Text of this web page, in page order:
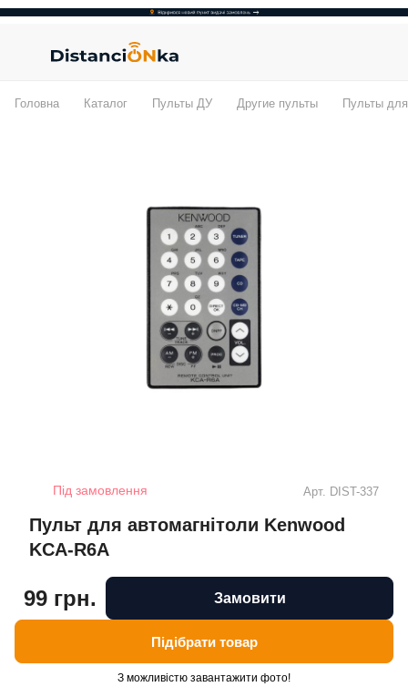
Головна Каталог Пульты ДУ Другие пульты Пульты
Під замовлення Арт. DIST-337
Пульт для автомагнітоли Kenwood
KCA-R6A
99 грн. Замовити
Підібрати товар
З можливістю завантажити фото!